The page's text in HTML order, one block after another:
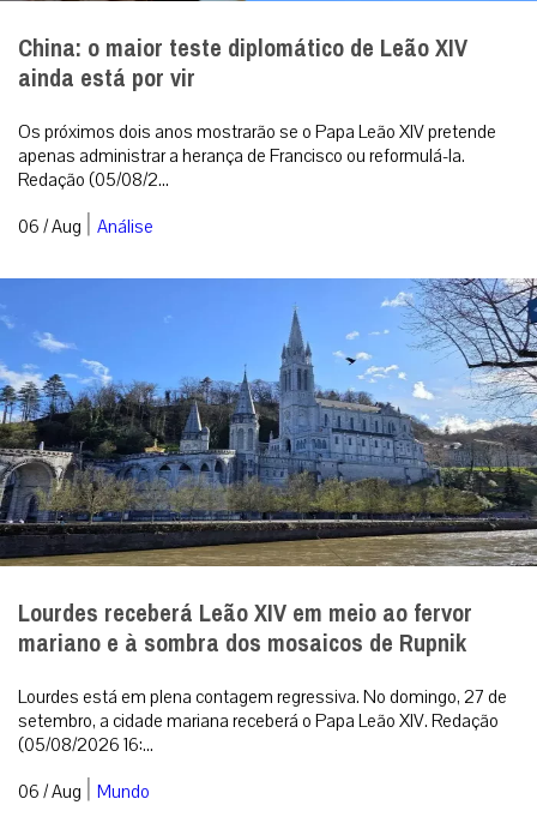
China: o maior teste diplomático de Leão XIV
ainda está por vir
Os próximos dois anos mostrarão se o Papa Leão XIV pretende
apenas administrar a herança de Francisco ou reformulá-la.
Redação (05/08/2...
06 / Aug | Análise
Lourdes receberá Leão XIV em meio ao fervor
mariano e à sombra dos mosaicos de Rupnik
Lourdes está em plena contagem regressiva. No domingo, 27 de
setembro, a cidade mariana receberá o Papa Leão XIV. Redação
(05/08/2026 16:...
06 / Aug | Mundo